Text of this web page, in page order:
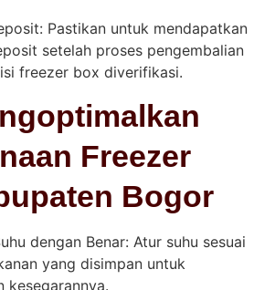
Pastikan untuk mendapatkan
setelah proses pengembalian
freezer box diverifikasi.
Freezer
Bogor
dengan Benar: Atur suhu sesuai
yang disimpan untuk
kesegarannya.